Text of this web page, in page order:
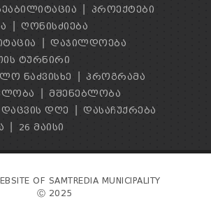
ᲞᲠᲝᲔᲥᲢᲔᲑᲘ
ᲦᲝᲜᲘᲡᲫᲘᲔᲑᲐ
ᲓᲐᲯᲘᲚᲓᲝᲔᲑᲐ
ᲢᲣᲠᲜᲘᲠᲘ
ᲜᲐᲫᲕᲘᲡᲮᲔ
ᲞᲠᲝᲒᲠᲐᲛᲐ
ᲛᲨᲔᲜᲔᲑᲚᲝᲑᲐ
ᲓᲐᲪᲕᲘᲡ ᲓᲦᲔ
ᲓᲐᲡᲐᲩᲣᲥᲠᲔᲑᲐ
26 ᲛᲐᲘᲡᲘ
OF SAMTREDIA MUNICIPALITY
Ⓒ 2025